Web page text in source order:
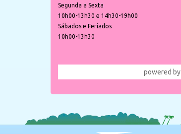
Segunda a Sexta
10h00-13h30 e 14h30-19h00
Sábados e Feriados
10h00-13h30
powered by